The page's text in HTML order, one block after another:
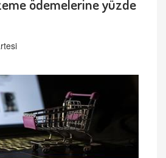
ödemelerine yüzde